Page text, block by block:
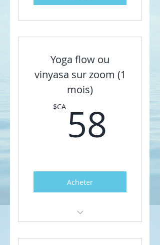
Yoga flow ou
vinyasa sur zoom (1
mois)
$CA 58
Acheter
séances tous les vendredis